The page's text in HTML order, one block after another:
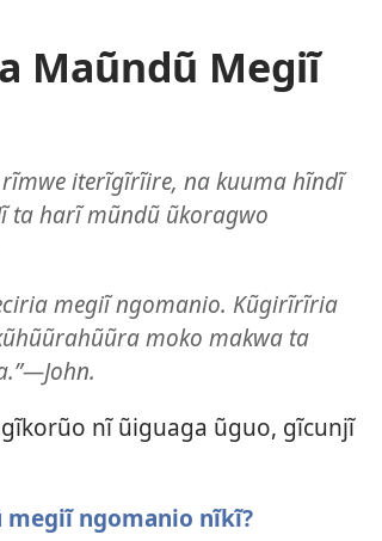
Maũndũ Megiĩ
iterĩgĩrĩire, na kuuma hĩndĩ
ta harĩ mũndũ ũkoragwo
megiĩ ngomanio. Kũgirĩrĩria
moko makwa ta
nĩ ũiguaga ũguo, gĩcunjĩ
ngomanio nĩkĩ?